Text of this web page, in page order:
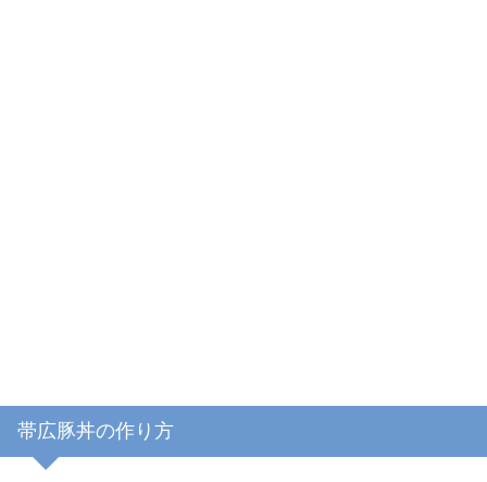
帯広豚丼の作り方